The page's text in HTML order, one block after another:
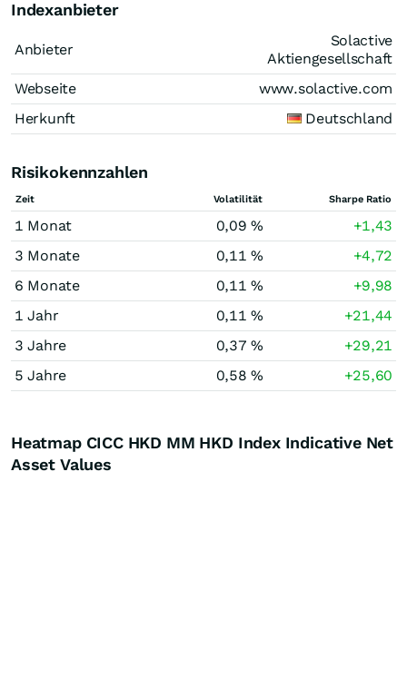
Indexanbieter
Anbieter
Solactive
Aktiengesellschaft
Webseite
www.solactive.com
Herkunft
Deutschland
Risikokennzahlen
Zeit Volatilität Sharpe Ratio
1 Monat 0,09 %
+1,43
3 Monate
0,11 %
+4,72
6 Monate
0,11 %
+9,98
1 Jahr
0,11 %
+21,44
3 Jahre
0,37 %
+29,21
5 Jahre
0,58 % +25,60
Heatmap CICC HKD MM HKD Index Indicative Net
Asset Values